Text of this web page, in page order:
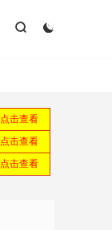

